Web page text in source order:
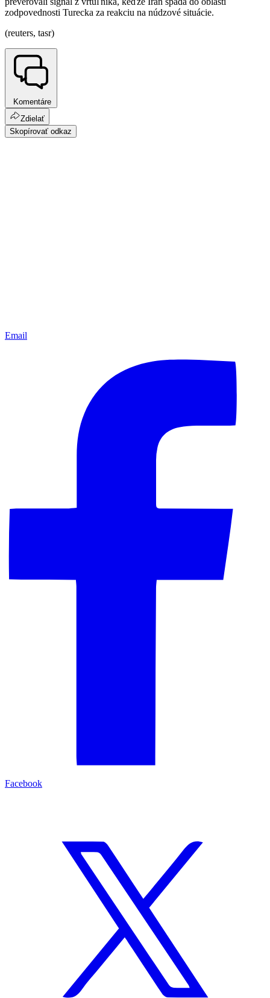
zodpovednosti Turecka za reakciu na núdzové situácie.
(reuters, tasr)
Komentáre
Zdielať
Skopírovať odkaz
Email
Facebook